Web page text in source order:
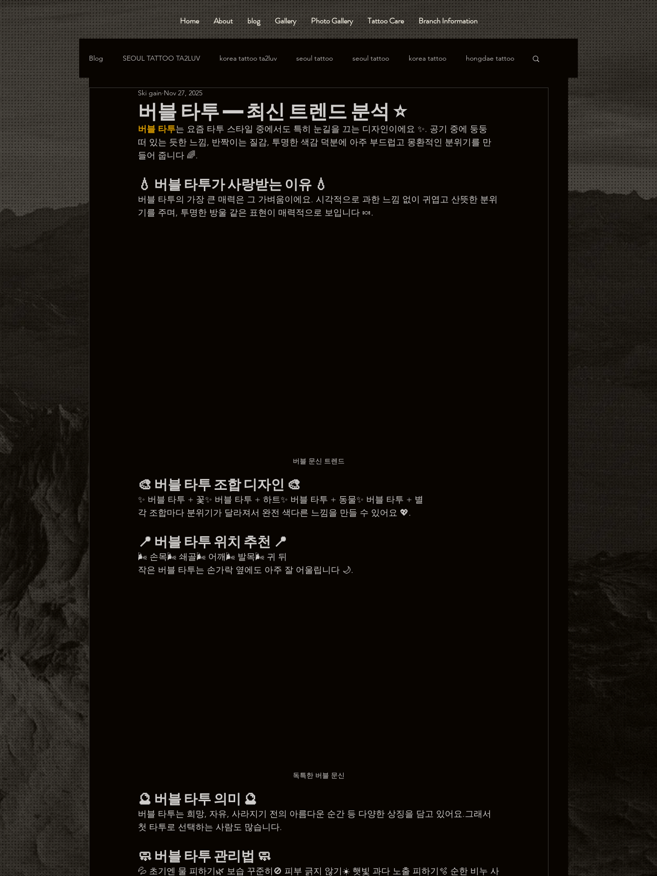
Home About blog Gallery Photo Gallery Tattoo Care Branch Information
Blog SEOUL TATTOO TA2LUV korea tattoo ta2luv seoul tattoo seoul tattoo korea tattoo hongdae tattoo
hongdae tattoo korea tattoo
버블 타투 — 최신 트렌드 분석 ⭐️
Ski gain Nov 27, 2025
버블 타투는 요즘 타투 스타일 중에서도 특히 눈길을 끄는 디자인이에요 ✨. 공기 중에 둥둥
떠 있는 듯한 느낌, 반짝이는 질감, 투명한 색감 덕분에 아주 부드럽고 몽환적인 분위기를 만
들어 줍니다 🌈.
💧 버블 타투가 사랑받는 이유 💧
버블 타투의 가장 큰 매력은 그 가벼움이에요. 시각적으로 과한 느낌 없이 귀엽고 산뜻한 분위
기를 주며, 투명한 방울 같은 표현이 매력적으로 보입니다 🍬.
버블 문신 트렌드
🎨 버블 타투 조합 디자인 🎨
✨ 버블 타투 + 꽃✨ 버블 타투 + 하트✨ 버블 타투 + 동물✨ 버블 타투 + 별
각 조합마다 분위기가 달라져서 완전 색다른 느낌을 만들 수 있어요 💖.
📍 버블 타투 위치 추천 📍
🌬️ 손목🌬️ 쇄골🌬️ 어깨🌬️ 발목🌬️ 귀 뒤
작은 버블 타투는 손가락 옆에도 아주 잘 어울립니다 🌙.
독특한 버블 문신
🔮 버블 타투 의미 🔮
버블 타투는 희망, 자유, 사라지기 전의 아름다운 순간 등 다양한 상징을 담고 있어요.그래서
첫 타투로 선택하는 사람도 많습니다.
🧼 버블 타투 관리법 🧼
💦 초기엔 물 피하기🌿 보습 꾸준히🚫 피부 긁지 않기☀️ 햇빛 과다 노출 피하기🫧 순한 비누 사